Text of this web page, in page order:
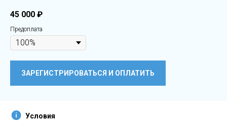
45 000 ₽
Предоплата
ЗАРЕГИСТРИРОВАТЬСЯ И ОПЛАТИТЬ
Условия